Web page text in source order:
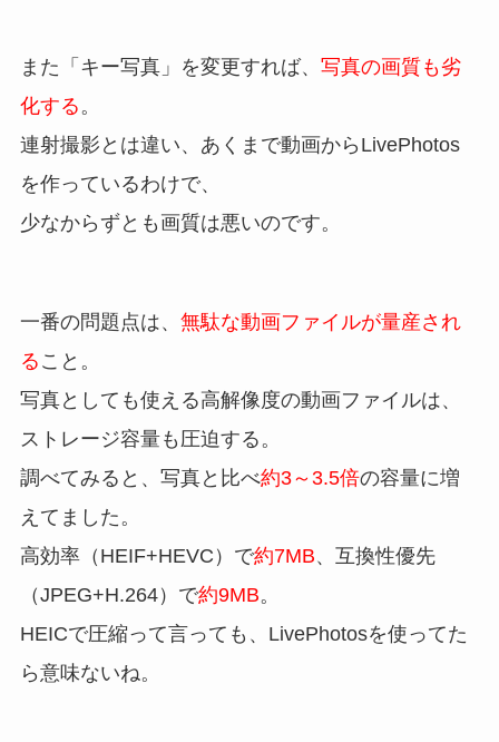
また「キー写真」を変更すれば、 写真の画質も劣
化する。
連射撮影とは違い、あくまで動画からLivePhotos
を作っているわけで、
少なからずとも画質は悪いのです。
一番の問題点は、 無駄な動画ファイルが量産され
る こと。
写真としても使える高解像度の動画ファイルは、
ストレージ容量も圧迫する。
調べてみると、写真と比べ約3～3.5倍の容量に増
えてました。
高効率（HEIF+HEVC）で約7MB、互換性優先
（JPEG+H.264）で約9MB。
HEICで圧縮って言っても、LivePhotosを使ってた
ら意味ないね。